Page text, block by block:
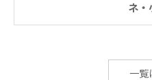
ネ・
一覧